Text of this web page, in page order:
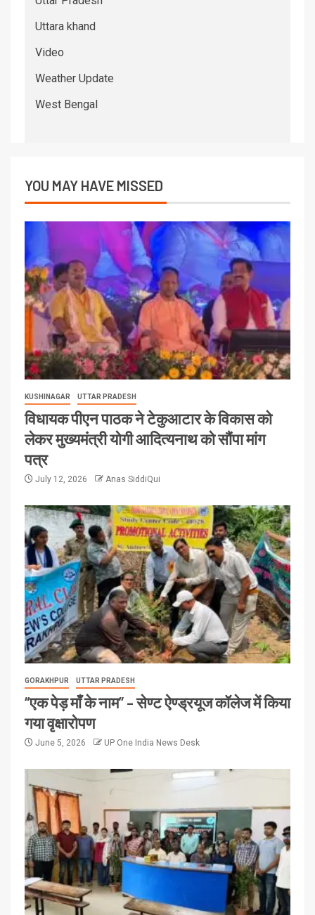
Uttara khand
Video
Weather Update
West Bengal
YOU MAY HAVE MISSED
KUSHINAGAR UTTAR PRADESH
विधायक पीएन पाठक ने टेकुआटार के विकास को
लेकर मुख्यमंत्री योगी आदित्यनाथ को सौंपा मांग
पत्र
July 12, 2026 Anas SiddiQui
GORAKHPUR UTTAR PRADESH
“एक पेड़ माँ के नाम” – सेण्ट ऐण्ड्रयूज कॉलेज में किया
गया वृक्षारोपण
June 5, 2026 UP One India News Desk